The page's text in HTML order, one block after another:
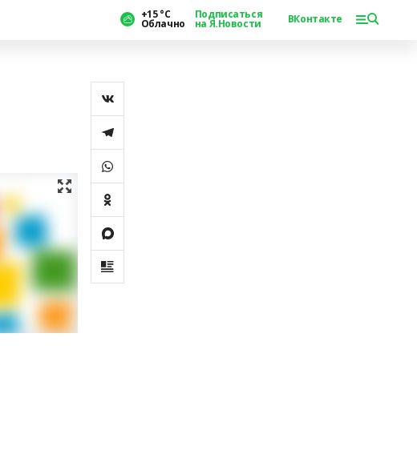
+15 °С
Облачно
Подписаться
на Я.Новости ВКонтакте